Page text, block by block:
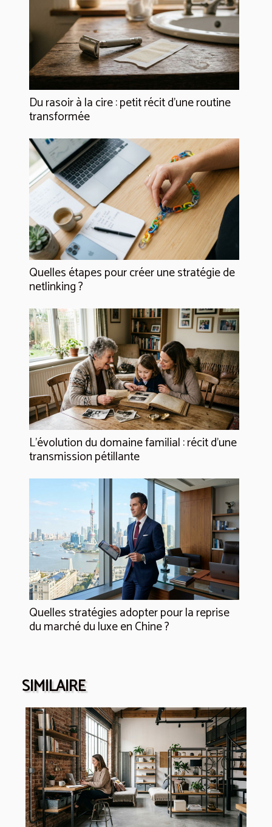
Du rasoir à la cire : petit récit d’une routine
transformée
Quelles étapes pour créer une stratégie de
netlinking ?
L’évolution du domaine familial : récit d’une
transmission pétillante
Quelles stratégies adopter pour la reprise
du marché du luxe en Chine ?
SIMILAIRE